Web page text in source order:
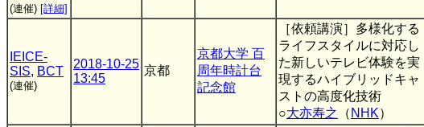
(連催) [詳細]
IEICE-
SIS, BCT
(連催)
2018-10-25
13:45
京都
京都大学 百
周年時計台
記念館
［依頼講演］多様化する
ライフスタイルに対応し
た新しいテレビ体験を実
現するハイブリッドキャ
ストの高度化技術
○大亦寿之 （ NHK）